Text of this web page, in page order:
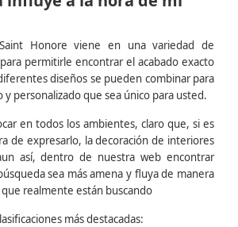
Honore viene en una variedad de
permitirle encontrar el acabado exacto
diseños se pueden combinar para
y personalizado que sea único para usted.
en todos los ambientes, claro que, si es
de expresarlo, la decoración de interiores
así, dentro de nuestra web encontrar
sea más amena y fluya de manera
realmente están buscando
más destacadas: